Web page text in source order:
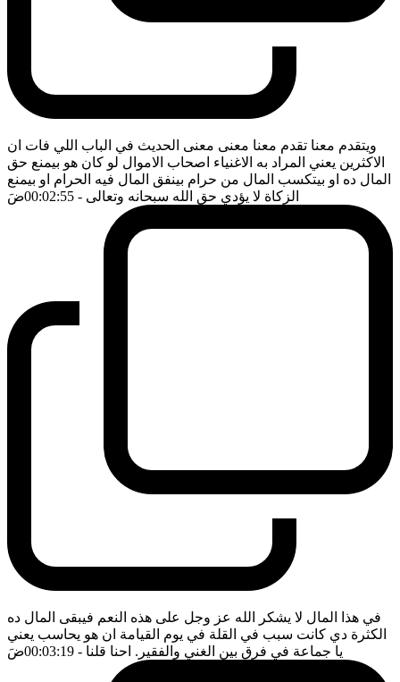
ويتقدم معنا تقدم معنا معنى معنى الحديث في الباب اللي فات ان
الاكثرين يعني المراد به الاغنياء اصحاب الاموال لو كان هو بيمنع حق
المال ده او بيتكسب المال من حرام بينفق المال فيه الحرام او بيمنع
الزكاة لا يؤدي حق الله سبحانه وتعالى - 00:02:55 ضَ
في هذا المال لا يشكر الله عز وجل على هذه النعم فيبقى المال ده
الكثرة دي كانت سبب في القلة في يوم القيامة ان هو يحاسب يعني
يا جماعة في فرق بين الغني والفقير. احنا قلنا - 00:03:19 ضَ